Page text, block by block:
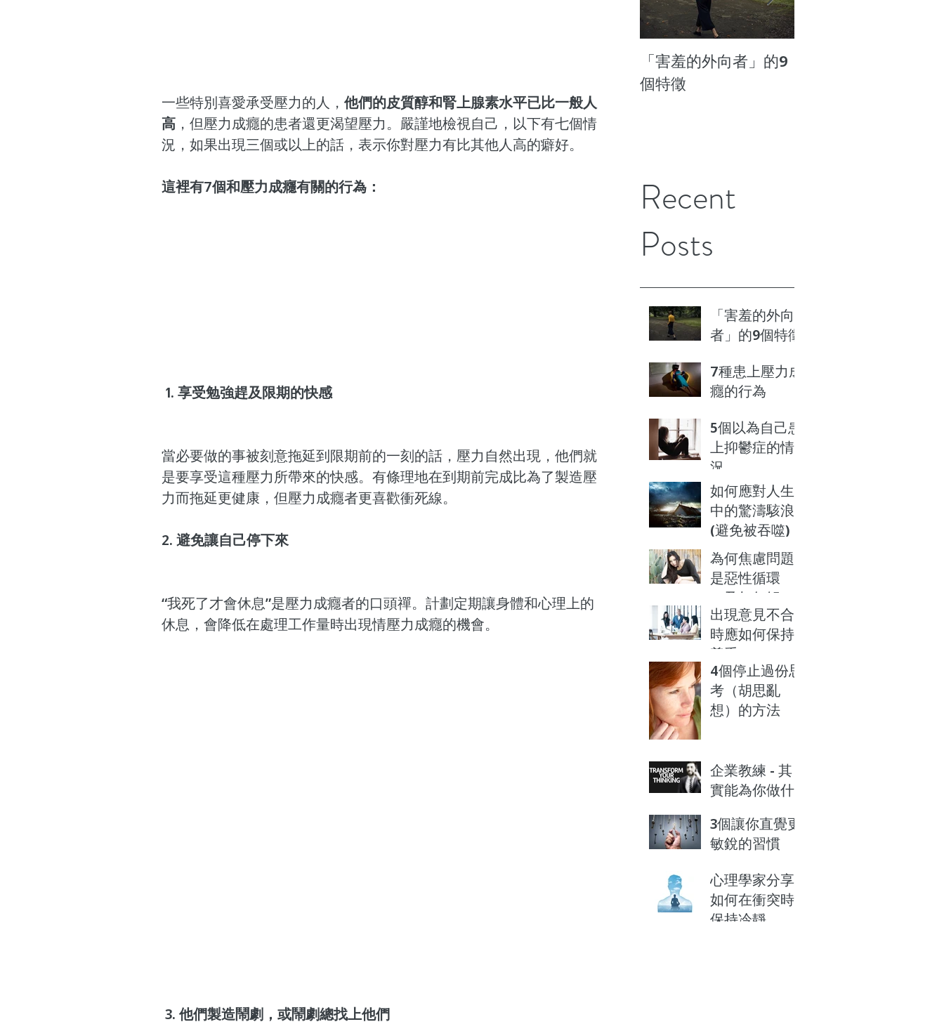
一些特別喜愛承受壓力的人， 他們的皮質醇和腎上腺素水平已比一般人
高 ，但壓力成癮的患者還更渴望壓力。嚴謹地檢視自己，以下有七個情
況，如果出現三個或以上的話，表示你對壓力有比其他人高的癖好。
這裡有7個和壓力成癮有關的行為：
1. 享受勉強趕及限期的快感
當必要做的事被刻意拖延到限期前的一刻的話，壓力自然出現，他們就
是要享受這種壓力所帶來的快感。有條理地在到期前完成比為了製造壓
力而拖延更健康，但壓力成癮者更喜歡衝死線。
2. 避免讓自己停下來
“我死了才會休息”是壓力成癮者的口頭禪。計劃定期讓身體和心理上的
休息，會降低在處理工作量時出現情壓力成癮的機會。
3. 他們製造鬧劇，或鬧劇總找上他們
「害羞的外向者」的9
個特徵
Recent
Posts
「害羞的外向
者」的9個特徵
7種患上壓力成
癮的行為
5個以為自己患
上抑鬱症的情
況
如何應對人生
中的驚濤駭浪
(避免被吞噬)
為何焦慮問題
是惡性循環
（及如何解
決）
出現意見不合
時應如何保持
尊重
4個停止過份思
考（胡思亂
想）的方法
企業教練 - 其
實能為你做什
3個讓你直覺更
敏銳的習慣
心理學家分享
如何在衝突時
保持冷靜